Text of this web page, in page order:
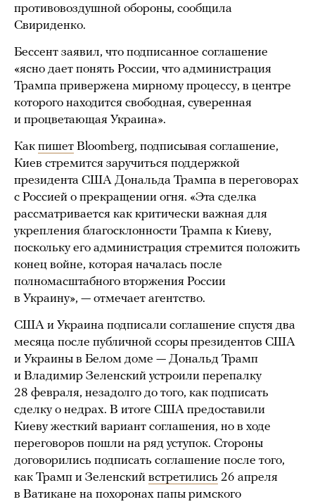
противовоздушной обороны, сообщила
Свириденко.
Бессент заявил, что подписанное соглашение
«ясно дает понять России, что администрация
Трампа привержена мирному процессу, в центре
которого находится свободная, суверенная
и процветающая Украина».
Как пишет Bloomberg, подписывая соглашение,
Киев стремится заручиться поддержкой
президента США Дональда Трампа в переговорах
с Россией о прекращении огня. «Эта сделка
рассматривается как критически важная для
укрепления благосклонности Трампа к Киеву,
поскольку его администрация стремится положить
конец войне, которая началась после
полномасштабного вторжения России
в Украину», — отмечает агентство.
США и Украина подписали соглашение спустя два
месяца после публичной ссоры президентов США
и Украины в Белом доме — Дональд Трамп
и Владимир Зеленский устроили перепалку
28 февраля, незадолго до того, как подписать
сделку о недрах. В итоге США предоставили
Киеву жесткий вариант соглашения, но в ходе
переговоров пошли на ряд уступок. Стороны
договорились подписать соглашение после того,
как Трамп и Зеленский встретились 26 апреля
в Ватикане на похоронах папы римского